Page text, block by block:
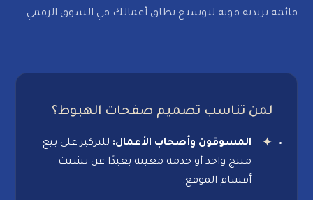
بريدية قوية لتوسيع نطاق أعمالك في السوق الرقمي.
لمن تناسب تصميم صفحات الهبوط؟
المسوقون وأصحاب الأعمال:للتركيز على بيع
منتج واحد أو خدمة معينة بعيدًا عن تشتت
أقسام الموقع.